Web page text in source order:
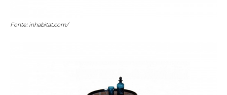
Fonte: inhabitat.com/